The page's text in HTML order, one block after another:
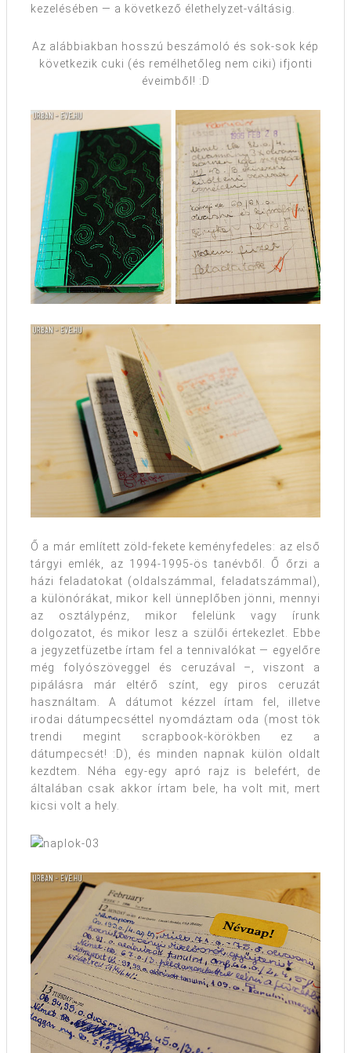
kezelésében — a következő élethelyzet-váltásig.
Az alábbiakban hosszú beszámoló és sok-sok kép
következik cuki (és remélhetőleg nem ciki) ifjonti
éveimből! :D
Ő a már említett zöld-fekete keményfedeles: az első
tárgyi emlék, az 1994-1995-ös tanévből. Ő őrzi a
házi feladatokat (oldalszámmal, feladatszámmal),
a különórákat, mikor kell ünneplőben jönni, mennyi
az osztálypénz, mikor felelünk vagy írunk
dolgozatot, és mikor lesz a szülői értekezlet. Ebbe
a jegyzetfüzetbe írtam fel a tennivalókat — egyelőre
még folyószöveggel és ceruzával –, viszont a
pipálásra már eltérő színt, egy piros ceruzát
használtam. A dátumot kézzel írtam fel, illetve
irodai dátumpecséttel nyomdáztam oda (most tök
trendi megint scrapbook-körökben ez a
dátumpecsét! :D), és minden napnak külön oldalt
kezdtem. Néha egy-egy apró rajz is belefért, de
általában csak akkor írtam bele, ha volt mit, mert
kicsi volt a hely.